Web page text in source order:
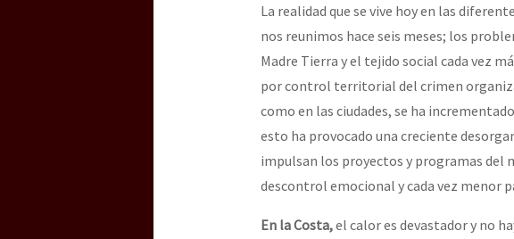
“Sonhando a Terra do Bem Virá” se
Se o México sabe, que o mundo saiba!
[25 abr – CDMX] Tokín por el CNI: 30
La realidad que se vive hoy en las
nos reunimos hace seis meses; los
Madre Tierra y el tejido social cada vez
por control territorial del crimen
como en las ciudades, se ha
esto ha provocado una creciente
impulsan los proyectos y programas del
descontrol emocional y cada vez menor
En la Costa,el calor es devastador y no